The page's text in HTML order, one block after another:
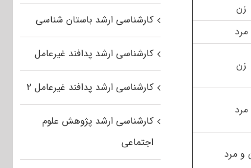
زن
مرد
زن
مرد
و مرد
کارشناسی ارشد باستان شناسی
کارشناسی ارشد پدافند غیرعامل
کارشناسی ارشد پدافند غیرعامل ۲
کارشناسی ارشد پژوهش علوم
اجتماعی